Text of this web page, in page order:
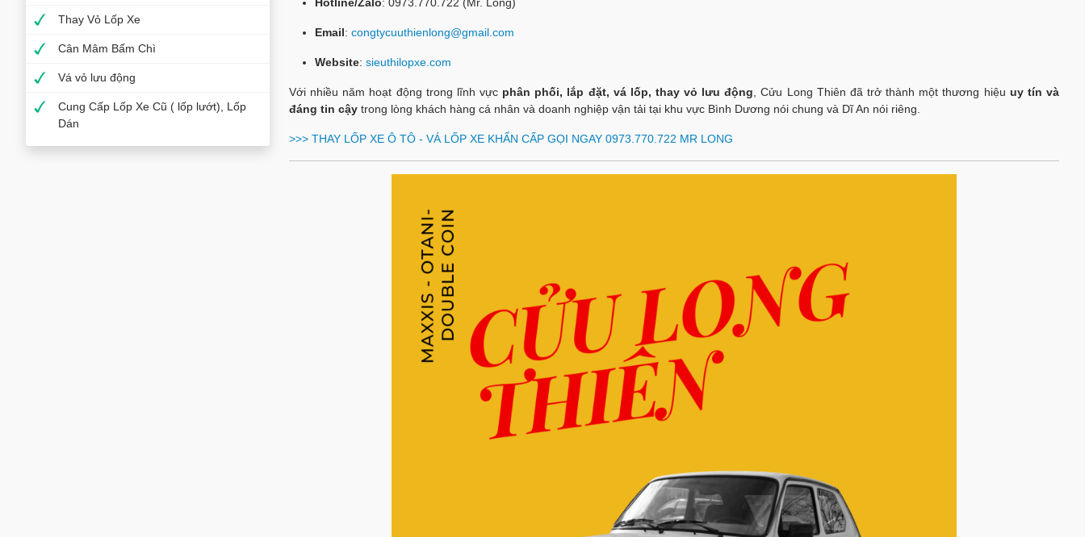
Thay Vỏ Lốp Xe
Cân Mâm Bấm Chì
Vá vỏ lưu động
Cung Cấp Lốp Xe Cũ ( lốp lướt), Lốp
Dán
Email: congtycuuthienlong@gmail.com
Website: sieuthilopxe.com
Với nhiều năm hoạt động trong lĩnh vực phân phối, lắp đặt, vá lốp, thay vỏ lưu động , Cửu Long Thiên đã trở thành một thương hiệu uy tín và
đáng tin cậy trong lòng khách hàng cá nhân và doanh nghiệp vận tải tại khu vực Bình Dương nói chung và Dĩ An nói riêng.
>>> THAY LỐP XE Ô TÔ - VÁ LỐP XE KHẨN CẤP GỌI NGAY 0973.770.722 MR LONG